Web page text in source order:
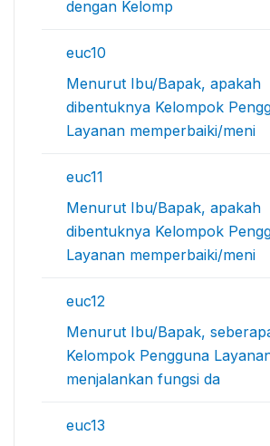
dengan Kelomp
euc10
Menurut Ibu/Bapak, apakah
dibentuknya Kelompok
Layanan memperbaiki/meni
euc11
Menurut Ibu/Bapak, apakah
dibentuknya Kelompok
Layanan memperbaiki/meni
euc12
Menurut Ibu/Bapak,
Kelompok Pengguna
menjalankan fungsi da
euc13